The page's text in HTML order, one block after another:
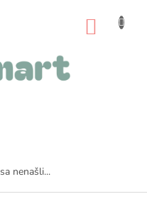
sa nenašli...